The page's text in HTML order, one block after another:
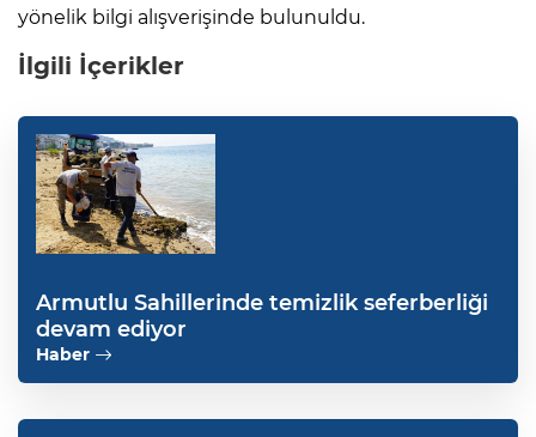
yönelik bilgi alışverişinde bulunuldu.
İlgili İçerikler
Armutlu Sahillerinde temizlik seferberliği
devam ediyor
Haber